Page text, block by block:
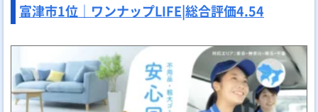
富津市1位｜ワンナップLIFE|総合評価4.54